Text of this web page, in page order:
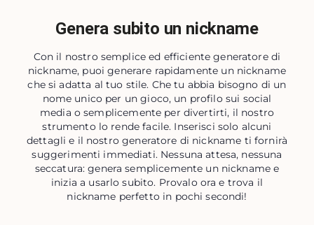
Genera subito un nickname
Con il nostro semplice ed efficiente generatore di
nickname, puoi generare rapidamente un nickname
che si adatta al tuo stile. Che tu abbia bisogno di un
nome unico per un gioco, un profilo sui social
media o semplicemente per divertirti, il nostro
strumento lo rende facile. Inserisci solo alcuni
dettagli e il nostro generatore di nickname ti fornirà
suggerimenti immediati. Nessuna attesa, nessuna
seccatura: genera semplicemente un nickname e
inizia a usarlo subito. Provalo ora e trova il
nickname perfetto in pochi secondi!